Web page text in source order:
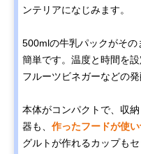
ンテリアになじみます。
500mlの牛乳パックがそ
簡単です。温度と時間を
フルーツビネガーなどの発
本体がコンパクトで、収
器も、 作ったフードが使
グルトが作れるカップもセ